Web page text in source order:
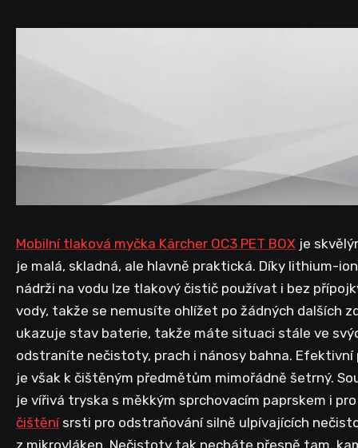
Mobilní tlaková myčka Kärcher OC3 PET BOX je
je malá, skladná, ale hlavně praktická. Díky lithium-
nádrži na vodu lze tlakový čistič používat i bez
vody, takže se nemusíte ohlížet po žádných dalších
ukazuje stav baterie, takže máte situaci stále ve
odstraníte nečistoty, prach i nánosy bahna.
je však k čištěným předmětům mimořádně šetrný.
je vířivá tryska s měkkým sprchovacím paprskem i
čištěnísrsti pro odstraňování silně ulpívajících
z mikrovláken. Nečistoty tak necháte přesně tam,